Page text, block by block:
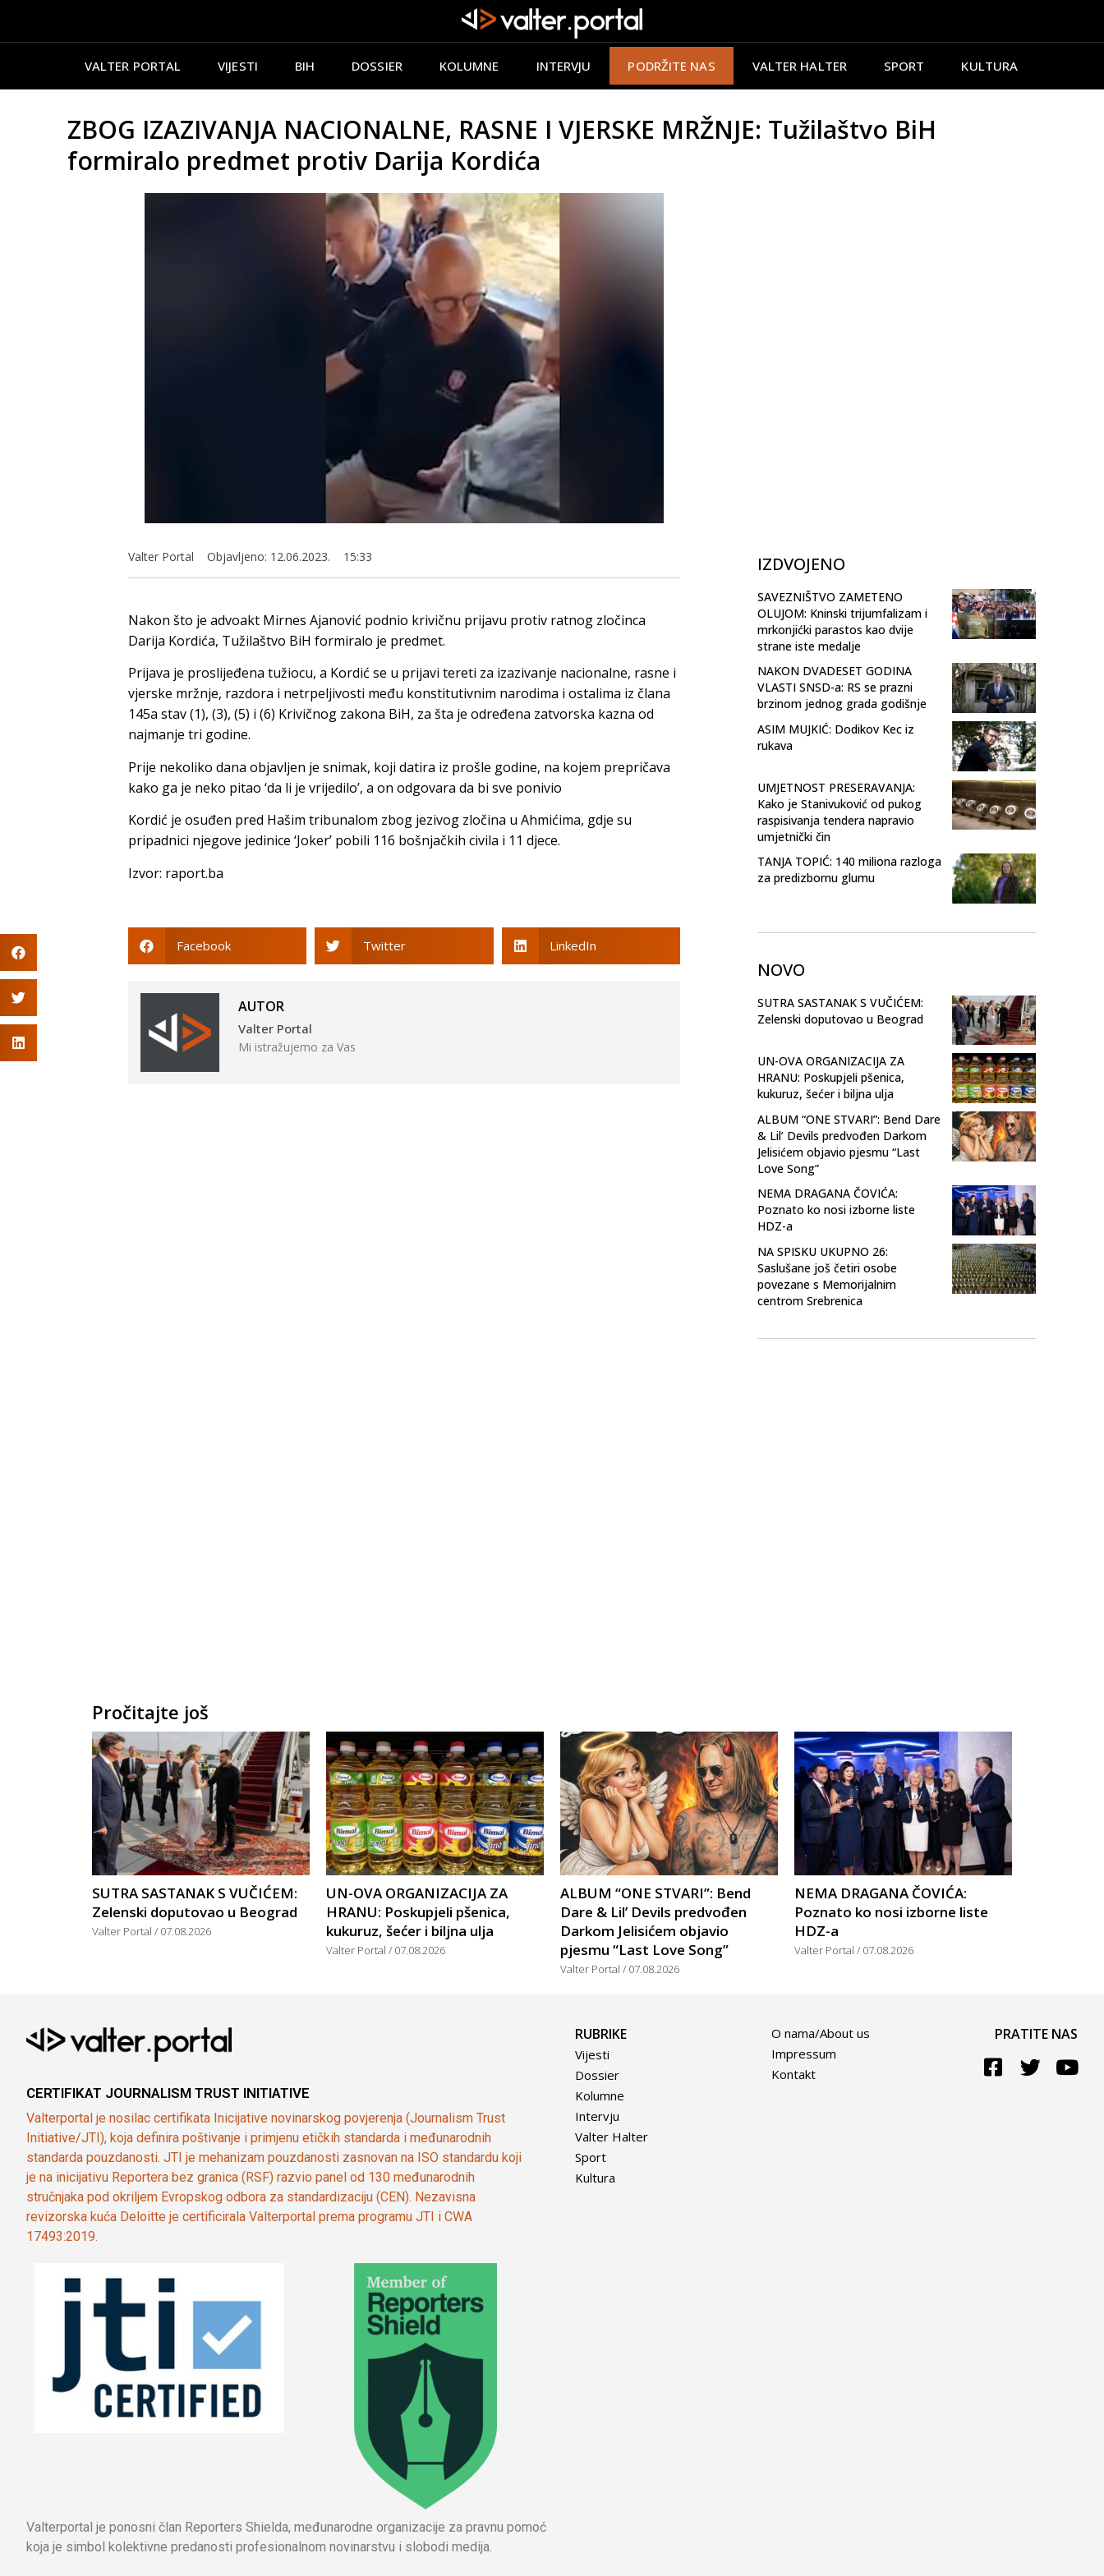
VALTER PORTAL VIJESTI BIH DOSSIER KOLUMNE INTERVJU PODRŽITE NAS VALTER HALTER SPORT KULTURA
ZBOG IZAZIVANJA NACIONALNE, RASNE I VJERSKE MRŽNJE: Tužilaštvo BiH
formiralo predmet protiv Darija Kordića
Valter Portal Objavljeno: 12.06.2023. 15:33
Nakon što je advoakt Mirnes Ajanović podnio krivičnu prijavu protiv ratnog zločinca
Darija Kordića, Tužilaštvo BiH formiralo je predmet.
Prijava je proslijeđena tužiocu, a Kordić se u prijavi tereti za izazivanje nacionalne, rasne i
vjerske mržnje, razdora i netrpeljivosti među konstitutivnim narodima i ostalima iz člana
145a stav (1), (3), (5) i (6) Krivičnog zakona BiH, za šta je određena zatvorska kazna od
najmanje tri godine.
Prije nekoliko dana objavljen je snimak, koji datira iz prošle godine, na kojem prepričava
kako ga je neko pitao ‘da li je vrijedilo’, a on odgovara da bi sve ponivio
Kordić je osuđen pred Hašim tribunalom zbog jezivog zločina u Ahmićima, gdje su
pripadnici njegove jedinice ‘Joker’ pobili 116 bošnjačkih civila i 11 djece.
Izvor: raport.ba
Facebook Twitter LinkedIn
AUTOR
Valter Portal
Mi istražujemo za Vas
IZDVOJENO
SAVEZNIŠTVO ZAMETENO
OLUJOM: Kninski trijumfalizam i
mrkonjićki parastos kao dvije
strane iste medalje
NAKON DVADESET GODINA
VLASTI SNSD-a: RS se prazni
brzinom jednog grada godišnje
ASIM MUJKIĆ: Dodikov Kec iz
rukava
UMJETNOST PRESERAVANJA:
Kako je Stanivuković od pukog
raspisivanja tendera napravio
umjetnički čin
TANJA TOPIĆ: 140 miliona razloga
za predizbornu glumu
NOVO
SUTRA SASTANAK S VUČIĆEM:
Zelenski doputovao u Beograd
UN-OVA ORGANIZACIJA ZA
HRANU: Poskupjeli pšenica,
kukuruz, šećer i biljna ulja
ALBUM “ONE STVARI”: Bend Dare
& Lil’ Devils predvođen Darkom
Jelisićem objavio pjesmu “Last
Love Song”
NEMA DRAGANA ČOVIĆA:
Poznato ko nosi izborne liste
HDZ-a
NA SPISKU UKUPNO 26:
Saslušane još četiri osobe
povezane s Memorijalnim
centrom Srebrenica
Pročitajte još
SUTRA SASTANAK S VUČIĆEM:
Zelenski doputovao u Beograd
Valter Portal 07.08.2026
UN-OVA ORGANIZACIJA ZA
HRANU: Poskupjeli pšenica,
kukuruz, šećer i biljna ulja
Valter Portal 07.08.2026
ALBUM “ONE STVARI”: Bend
Dare & Lil’ Devils predvođen
Darkom Jelisićem objavio
pjesmu “Last Love Song”
Valter Portal 07.08.2026
NEMA DRAGANA ČOVIĆA:
Poznato ko nosi izborne liste
HDZ-a
Valter Portal 07.08.2026
CERTIFIKAT JOURNALISM TRUST INITIATIVE
Valterportal je nosilac certifikata Inicijative novinarskog povjerenja (Journalism Trust
Initiative/JTI), koja definira poštivanje i primjenu etičkih standarda i međunarodnih
standarda pouzdanosti. JTI je mehanizam pouzdanosti zasnovan na ISO standardu koji
je na inicijativu Reportera bez granica (RSF) razvio panel od 130 međunarodnih
stručnjaka pod okriljem Evropskog odbora za standardizaciju (CEN). Nezavisna
revizorska kuća Deloitte je certificirala Valterportal prema programu JTI i CWA
17493:2019.
Valterportal je ponosni član Reporters Shielda, međunarodne organizacije za pravnu pomoć
koja je simbol kolektivne predanosti profesionalnom novinarstvu i slobodi medija.
RUBRIKE
Vijesti
Dossier
Kolumne
Intervju
Valter Halter
Sport
Kultura
O nama/About us
Impressum
Kontakt
PRATITE NAS